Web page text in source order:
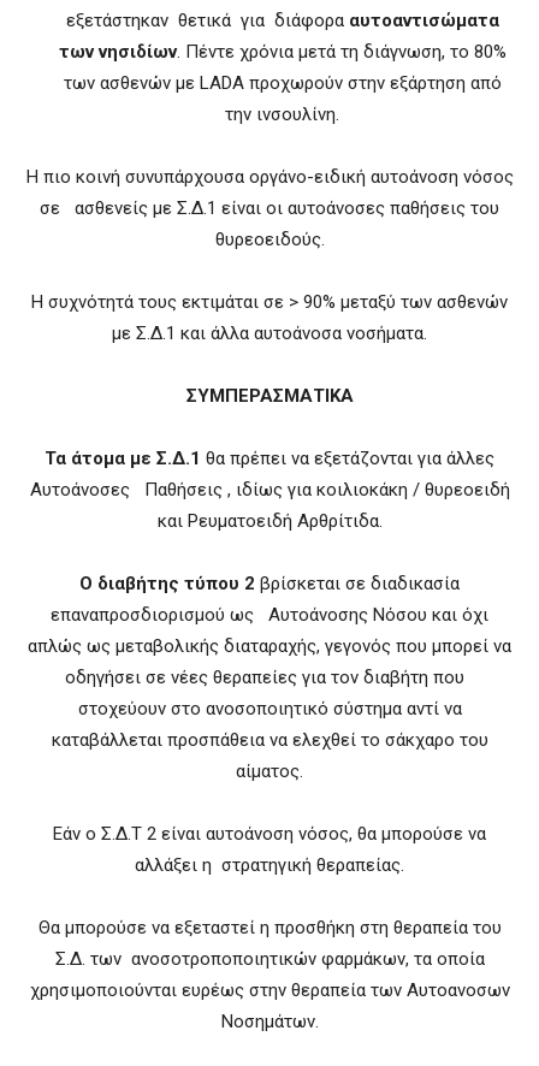
εξετάστηκαν θετικά για διάφορα αυτοαντισώματα
των νησιδίων. Πέντε χρόνια μετά τη διάγνωση, το 80%
των ασθενών με LADA προχωρούν στην εξάρτηση από
την ινσουλίνη.
Η πιο κοινή συνυπάρχουσα οργάνο-ειδική αυτοάνοση νόσος
σε ασθενείς με Σ.Δ.1 είναι οι αυτοάνοσες παθήσεις του
θυρεοειδούς.
Η συχνότητά τους εκτιμάται σε > 90% μεταξύ των ασθενών
με Σ.Δ.1 και άλλα αυτοάνοσα νοσήματα.
ΣΥΜΠΕΡΑΣΜΑΤΙΚΑ
Τα άτομα με Σ.Δ.1 θα πρέπει να εξετάζονται για άλλες
Αυτοάνοσες Παθήσεις , ιδίως για κοιλιοκάκη / θυρεοειδή
και Ρευματοειδή Αρθρίτιδα.
Ο διαβήτης τύπου 2 βρίσκεται σε διαδικασία
επαναπροσδιορισμού ως Αυτοάνοσης Νόσου και όχι
απλώς ως μεταβολικής διαταραχής, γεγονός που μπορεί να
οδηγήσει σε νέες θεραπείες για τον διαβήτη που
στοχεύουν στο ανοσοποιητικό σύστημα αντί να
καταβάλλεται προσπάθεια να ελεχθεί το σάκχαρο του
αίματος.
Εάν ο Σ.Δ.Τ 2 είναι αυτοάνοση νόσος, θα μπορούσε να
αλλάξει η στρατηγική θεραπείας.
Θα μπορούσε να εξεταστεί η προσθήκη στη θεραπεία του
Σ.Δ. των ανοσοτροποποιητικών φαρμάκων, τα οποία
χρησιμοποιούνται ευρέως στην θεραπεία των Αυτοανοσων
Νοσημάτων.